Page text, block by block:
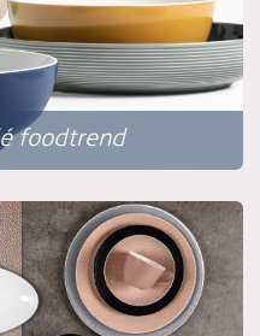
foodtrend